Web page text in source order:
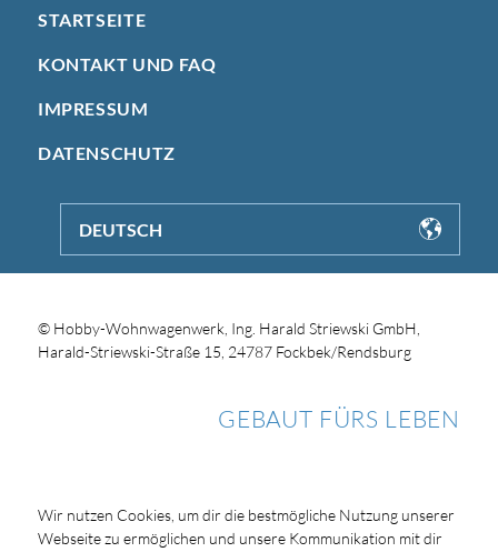
STARTSEITE
KONTAKT UND FAQ
IMPRESSUM
DATENSCHUTZ
DEUTSCH
© Hobby-Wohnwagenwerk, Ing. Harald Striewski GmbH,
Harald-Striewski-Straße 15, 24787 Fockbek/Rendsburg
GEBAUT FÜRS LEBEN
Wir nutzen Cookies, um dir die bestmögliche Nutzung unserer
Webseite zu ermöglichen und unsere Kommunikation mit dir